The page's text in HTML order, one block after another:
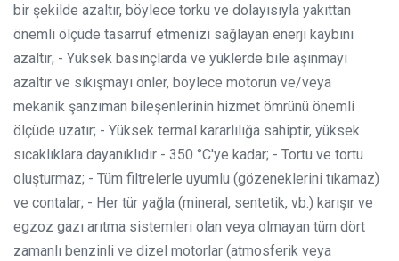
bir şekilde azaltır, böylece torku ve dolayısıyla yakıttan
önemli ölçüde tasarruf etmenizi sağlayan enerji kaybını
azaltır; - Yüksek basınçlarda ve yüklerde bile aşınmayı
azaltır ve sıkışmayı önler, böylece motorun ve/veya
mekanik şanzıman bileşenlerinin hizmet ömrünü önemli
ölçüde uzatır; - Yüksek termal kararlılığa sahiptir, yüksek
sıcaklıklara dayanıklıdır - 350 °C'ye kadar; - Tortu ve tortu
oluşturmaz; - Tüm filtrelerle uyumlu (gözeneklerini tıkamaz)
ve contalar; - Her tür yağla (mineral, sentetik, vb.) karışır ve
egzoz gazı arıtma sistemleri olan veya olmayan tüm dört
zamanlı benzinli ve dizel motorlar (atmosferik veya